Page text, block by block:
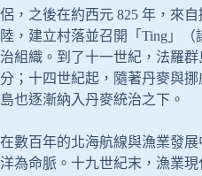
侶，之後在約西元 825 年，來
陸，建立村落並召開「Ting」
治組織。到了十一世紀，法羅
分；十四世紀起，隨著丹麥與
島也逐漸納入丹麥統治之下。
在數百年的北海航線與漁業發
洋為命脈。十九世紀末，漁業現